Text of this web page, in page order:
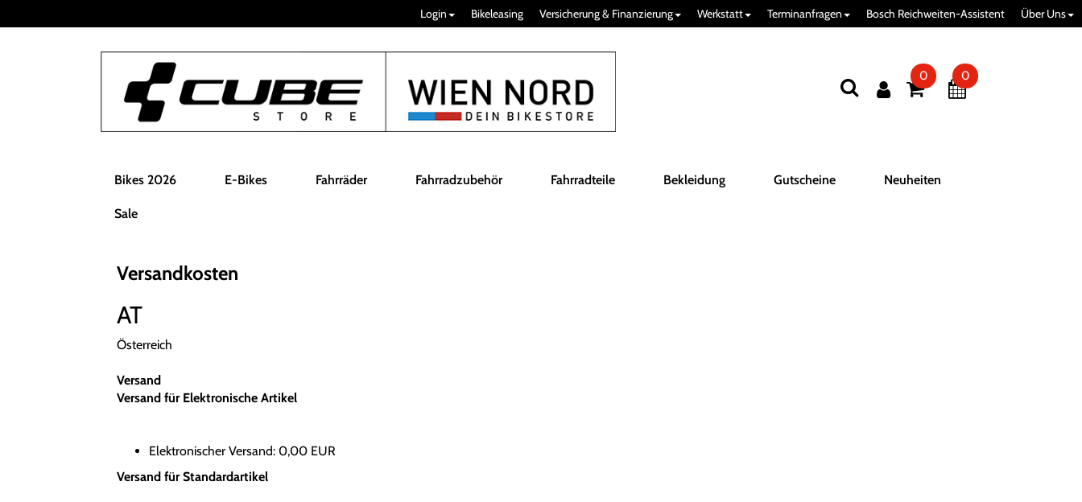
Login Bikeleasing Versicherung & Finanzierung Werkstatt Terminanfragen Bosch Reichweiten-Assistent Über Uns
0 0
Bikes 2026 E-Bikes Fahrräder Fahrradzubehör Fahrradteile Bekleidung Gutscheine Neuheiten
Sale
Versandkosten
AT
Österreich
Versand
Versand für Elektronische Artikel
Elektronischer Versand: 0,00 EUR
Versand für Standardartikel